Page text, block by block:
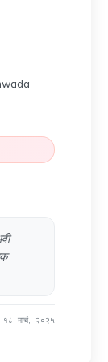
१८ मार्च, २०२५